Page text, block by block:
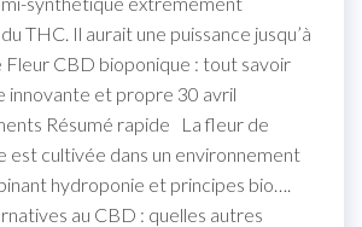
THC. Il aurait une puissance jusqu’à
CBD bioponique : tout savoir
innovante et propre 30 avril
Résumé rapide La fleur de
est cultivée dans un environnement
hydroponie et principes bio….
au CBD : quelles autres